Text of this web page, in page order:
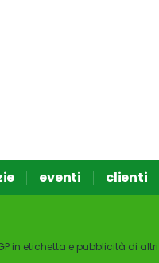
eventi clienti
in etichetta e pubblicità di